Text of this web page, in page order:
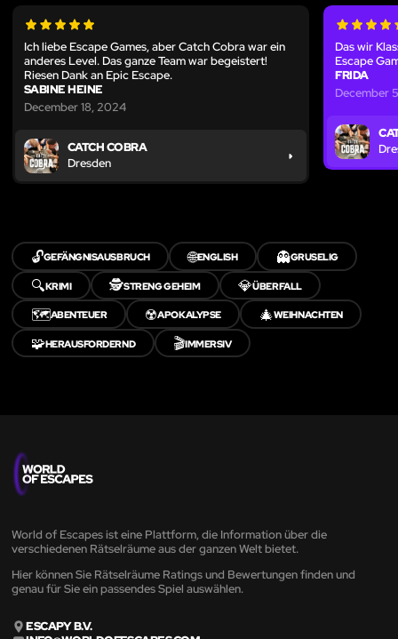
Ich liebe Escape Games, aber Catch Cobra war ein
anderes Level. Das ganze Team war begeistert!
Riesen Dank an Epic Escape.
SABINE HEINE
December 18, 2024
CATCH COBRA
Dresden
Das wir
Escape
FRIDA
December
🔓GEFÄNGNISAUSBRUCH 🌐ENGLISH 👻GRUSELIG
🔍KRIMI 🕵️STRENG GEHEIM 💎ÜBERFALL
🗺️ABENTEUER ☢️APOKALYPSE 🎄WEIHNACHTEN
🧩HERAUSFORDERND 🎬IMMERSIV
World of Escapes ist eine Plattform, die Information über die
verschiedenen Rätselräume aus der ganzen Welt bietet.
Hier können Sie Rätselräume Ratings und Bewertungen finden und
genau für Sie ein passendes Spiel auswählen.
ESCAPY B.V.